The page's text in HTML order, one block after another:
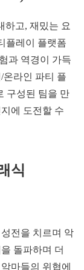
하고, 재밌는 요
플레이 플랫폼
과 역경이 가득
온라인 파티 플
구성된 팀을 만
에 도전할 수
식
전을 치르며 악
돌파하며 더
마들의 위협에